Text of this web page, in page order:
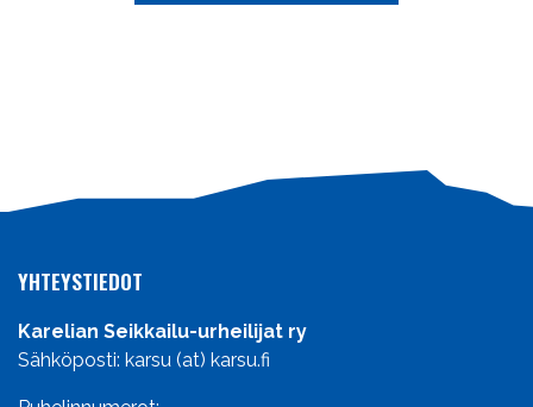
YHTEYSTIEDOT
Karelian Seikkailu-urheilijat ry
Sähköposti: karsu (at) karsu.fi